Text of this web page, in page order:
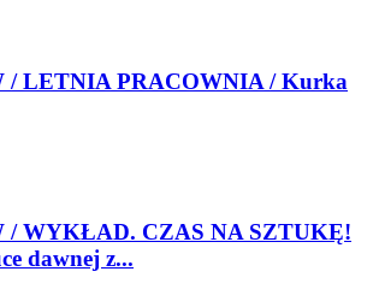
/ LETNIA PRACOWNIA / Kurka
/ WYKŁAD. CZAS NA SZTUKĘ!
dawnej z...